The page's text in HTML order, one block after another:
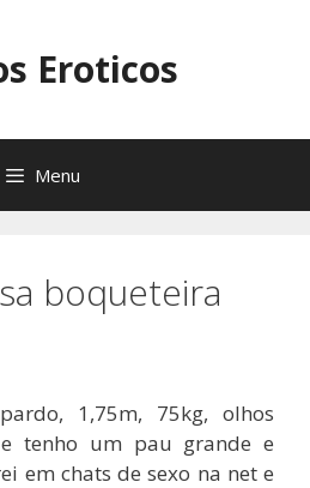
Eroticos
Menu
boqueteira
1,75m, 75kg, olhos
e tenho um pau grande e
em chats de sexo na net e